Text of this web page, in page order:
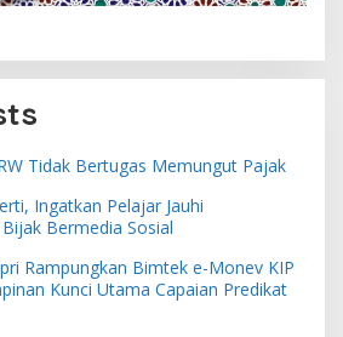
Tidak Bertugas Memungut Pajak
Ingatkan Pelajar Jauhi
Bermedia Sosial
Rampungkan Bimtek e-Monev KIP
Kunci Utama Capaian Predikat